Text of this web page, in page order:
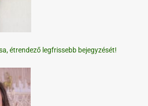
étrendező legfrissebb bejegyzését!